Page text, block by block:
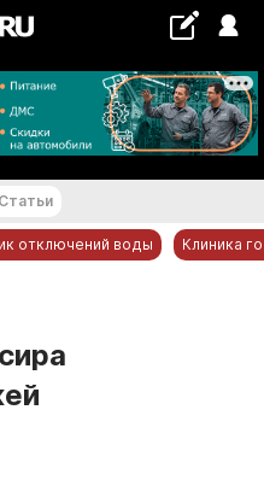
°С
Статьи
отключений воды Клиника